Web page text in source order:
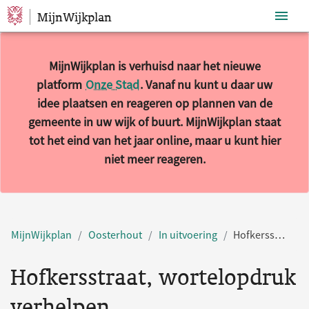
Sla navigatie over
MijnWijkplan
MijnWijkplan is verhuisd naar het nieuwe
platform Onze Stad. Vanaf nu kunt u daar uw
idee plaatsen en reageren op plannen van de
gemeente in uw wijk of buurt. MijnWijkplan staat
tot het eind van het jaar online, maar u kunt hier
niet meer reageren.
MijnWijkplan Oosterhout In uitvoering Hofkersstraat, wortelopdruk verhelpen
Hofkersstraat, wortelopdruk